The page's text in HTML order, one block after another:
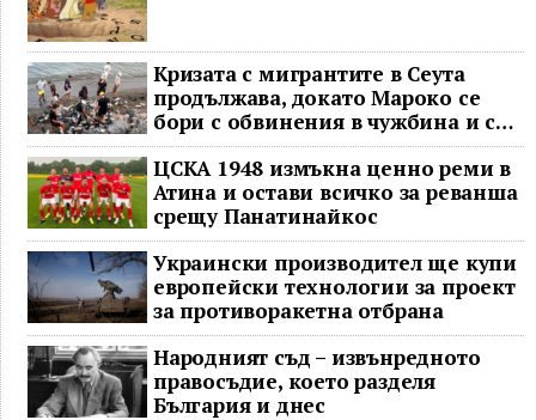
Кризата с мигрантите в Сеута
продължава, докато Мароко се
бори с обвинения в чужбина и с
гнева у дома
ЦСКА 1948 измъкна ценно реми в
Атина и остави всичко за реванша
срещу Панатинайкос
Украински производител ще купи
европейски технологии за проект
за противоракетна отбрана
Народният съд – извънредното
правосъдие, което разделя
България и днес